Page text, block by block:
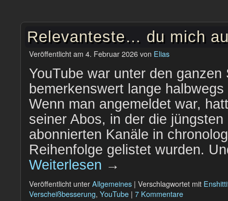
Relevanteste… du mich
Veröffentlicht am 4. Februar 2026von Elias
YouTube war unter den ganzen
bemerkenswert lange
Wenn man angemeldet war,
seiner Abos, in der die
abonnierten Kanäle in
Reihenfolge gelistet wurden.
Weiterlesen →
Veröffentlicht unterAllgemeines | Verschlagwortet mit
Verscheißbesserung, YouTube | 7 Kommentare